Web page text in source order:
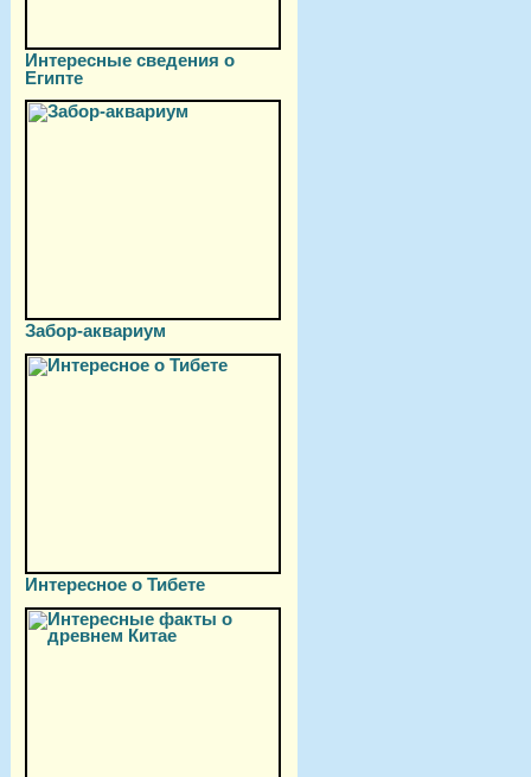
Интересные сведения о
Египте
Забор-аквариум
Интересное о Тибете